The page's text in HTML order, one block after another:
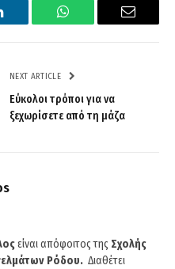
WhatsApp Email
NEXT ARTICLE
Εύκολοι τρόποι για να
ξεχωρίσετε από τη μάζα
είναι απόφοιτος της Σχολής
Ρόδου. Διαθέτει